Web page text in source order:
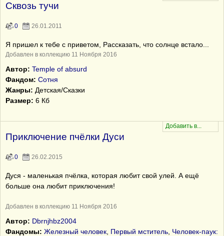
Сквозь тучи
0 26.01.2011
Я пришел к тебе с приветом, Рассказать, что солнце встало...
Добавлен в коллекцию 11 Ноября 2016
Автор: Temple of absurd
Фандом: Сотня
Жанры: Детская/Сказки
Размер: 6 Кб
Приключение пчёлки Дуси
0 26.02.2015
Дуся - маленькая пчёлка, которая любит свой улей. А ещё
больше она любит приключения!
Добавлен в коллекцию 11 Ноября 2016
Автор: Dbrnjhbz2004
Фандомы: Железный человек Первый мститель Человек-паук: